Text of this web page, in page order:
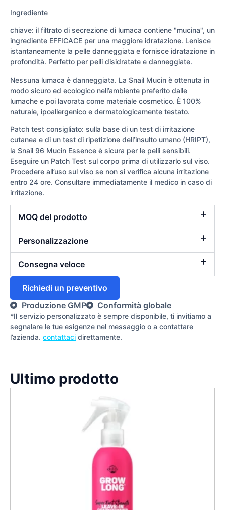
Ingrediente
chiave: il filtrato di secrezione di lumaca contiene "mucina", un
ingrediente EFFICACE per una maggiore idratazione. Lenisce
istantaneamente la pelle danneggiata e fornisce idratazione in
profondità. Perfetto per pelli disidratate e danneggiate.
Nessuna lumaca è danneggiata. La Snail Mucin è ottenuta in
modo sicuro ed ecologico nell’ambiente preferito dalle
lumache e poi lavorata come materiale cosmetico. È 100%
naturale, ipoallergenico e dermatologicamente testato.
Patch test consigliato: sulla base di un test di irritazione
cutanea e di un test di ripetizione dell’insulto umano (HRIPT),
la Snail 96 Mucin Essence è sicura per le pelli sensibili.
Eseguire un Patch Test sul corpo prima di utilizzarlo sul viso.
Procedere all’uso sul viso se non si verifica alcuna irritazione
entro 24 ore. Consultare immediatamente il medico in caso di
irritazione.
MOQ del prodotto
Personalizzazione
Consegna veloce
Richiedi un preventivo
Produzione GMP
Conformità globale
*Il servizio personalizzato è sempre disponibile, ti invitiamo a
segnalare le tue esigenze nel messaggio o a contattare
l’azienda. contattaci direttamente.
Ultimo prodotto